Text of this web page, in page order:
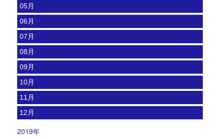
05月
06月
07月
08月
09月
10月
11月
12月
2019年